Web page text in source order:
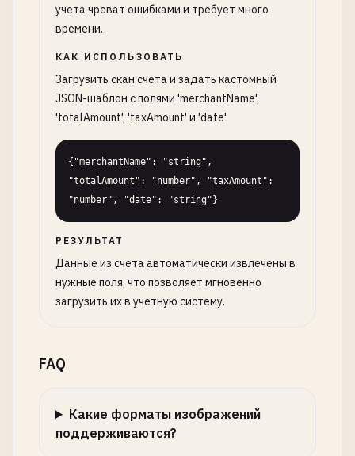
учета чреват ошибками и требует много
времени.
КАК ИСПОЛЬЗОВАТЬ
Загрузить скан счета и задать кастомный
JSON-шаблон с полями 'merchantName',
'totalAmount', 'taxAmount' и 'date'.
{"merchantName": "string",
"totalAmount": "number", "taxAmount":
"number", "date": "string"}
РЕЗУЛЬТАТ
Данные из счета автоматически извлечены в
нужные поля, что позволяет мгновенно
загрузить их в учетную систему.
FAQ
Какие форматы изображений
поддерживаются?